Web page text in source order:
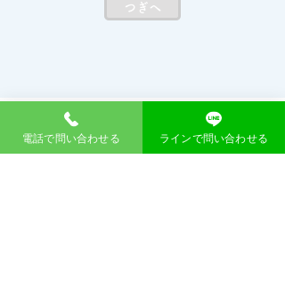
つぎへ
アクセス
電話で問い合わせる ラインで問い合わせる